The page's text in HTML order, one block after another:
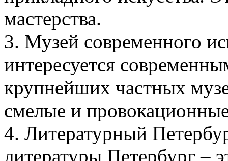
мастерства.
3. Музей современного
интересуется
крупнейших частных
смелые и
4. Литературный
литературы Петербург –